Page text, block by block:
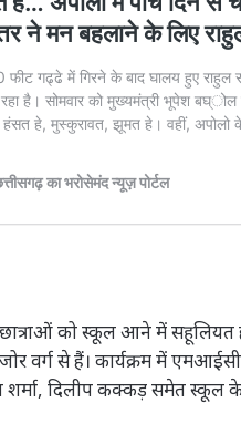
को स्कूल आने में सहूलियत
वर्ग से हैं। कार्यक्रम में
शर्मा, दिलीप कक्कड़ समेत स्कूल